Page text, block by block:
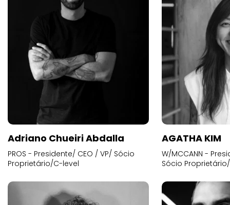
Adriano Chueiri Abdalla
PROS - Presidente/ CEO / VP/ Sócio
Proprietário/C-level
AGATHA KIM
W/MCCANN -
Sócio